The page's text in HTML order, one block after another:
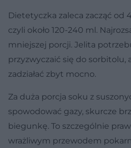
Dietetyczka zaleca zacząć od
czyli około 120-240 ml.
mniejszej porcji. Jelita
przyzwyczaić się do sorbitolu,
zadziałać zbyt mocno.
Za duża porcja soku z
spowodować gazy, skurcze
biegunkę. To szczególnie
wrażliwym przewodem